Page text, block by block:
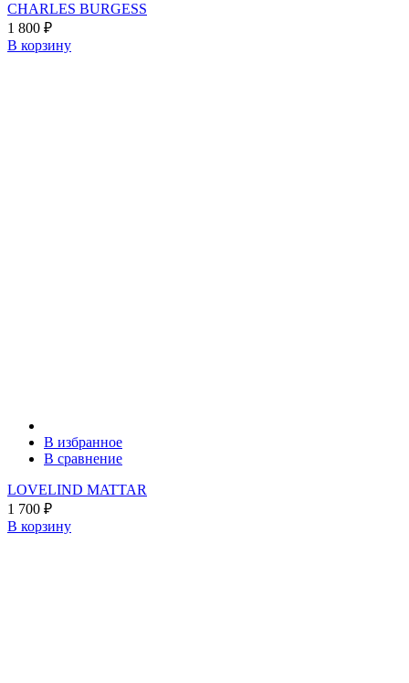
CHARLES BURGESS
1 800 ₽
В корзину
В избранное
В сравнение
LOVELIND MATTAR
1 700 ₽
В корзину